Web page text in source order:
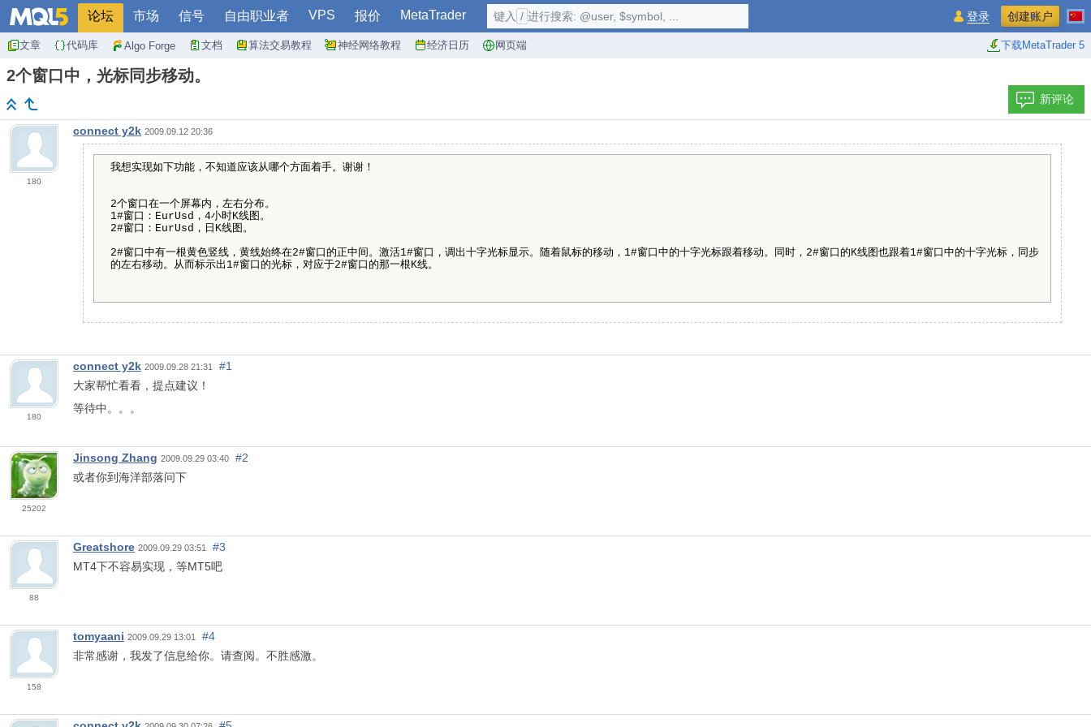
论坛 市场 信号 自由职业者 VPS 报价 MetaTrader
文章 代码库 Algo Forge 文档 算法交易教程 神经网络教程 经济日历 网页端 下载MetaTrader 5
键入 / 进行搜索: @user, $symbol, ... 登录 创建账户
2个窗口中，光标同步移动。
新评论
180
connect y2k 2009.09.12 20:36
我想实现如下功能，不知道应该从哪个方面着手。谢谢！
2个窗口在一个屏幕内，左右分布。
1#窗口：EurUsd，4小时K线图。
2#窗口：EurUsd，日K线图。
2#窗口中有一根黄色竖线，黄线始终在2#窗口的正中间。激活1#窗口，调出十字光标显示。随着鼠标的移动，1#窗口中的十字光标跟着移动。同时，2#窗口的K线图也跟着1#窗口中的十字光标，同步
的左右移动。从而标示出1#窗口的光标，对应于2#窗口的那一根K线。
180
connect y2k 2009.09.28 21:31
#1
大家帮忙看看，提点建议！
等待中。。。
25202
Jinsong Zhang 2009.09.29 03:40
#2
或者你到海洋部落问下
88
Greatshore 2009.09.29 03:51
#3
MT4下不容易实现，等MT5吧
158
tomyaani 2009.09.29 13:01
#4
非常感谢，我发了信息给你。请查阅。不胜感激。